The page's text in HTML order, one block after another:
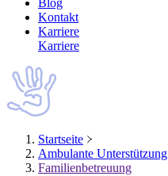
Blog
Kontakt
Karriere
Karriere
Startseite
Ambulante Unterstützung
Familienbetreuung